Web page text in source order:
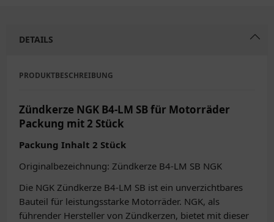
DETAILS
PRODUKTBESCHREIBUNG
Zündkerze NGK B4-LM SB für Motorräder
Packung mit 2 Stück
Packung Inhalt 2 Stück
Originalbezeichnung: Zündkerze B4-LM SB NGK
Die NGK Zündkerze B4-LM SB ist ein unverzichtbares
Bauteil für leistungsstarke Motorräder. NGK, als
führender Hersteller von Zündkerzen, bietet mit dieser